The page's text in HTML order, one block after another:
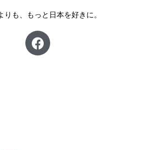
りも、もっと日本を好きに。
F
a